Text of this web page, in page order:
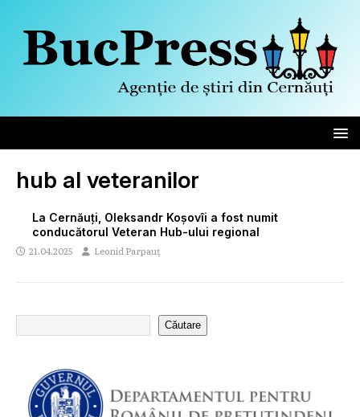
hub al veteranilor
La Cernăuți, Oleksandr Koșovîi a fost numit
conducătorul Veteran Hub-ului regional
21.04.2025 Leonid Parpauț
Căutare